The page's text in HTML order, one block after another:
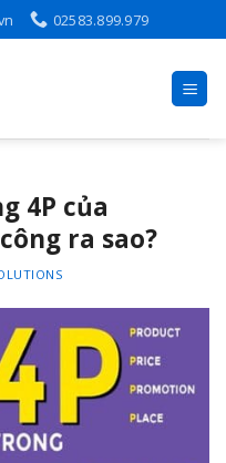
02583.899.979
4P của
ra sao?